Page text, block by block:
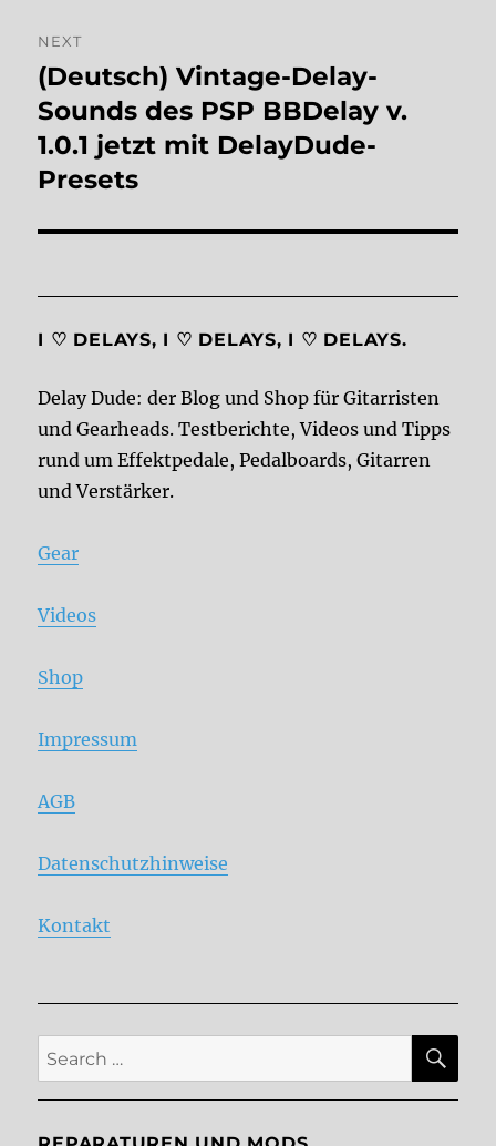
NEXT
Next
post:
(Deutsch) Vintage-Delay-
Sounds des PSP BBDelay v.
1.0.1 jetzt mit DelayDude-
Presets
I ♡ DELAYS, I ♡ DELAYS, I ♡ DELAYS.
Delay Dude: der Blog und Shop für Gitarristen
und Gearheads. Testberichte, Videos und Tipps
rund um Effektpedale, Pedalboards, Gitarren
und Verstärker.
Gear
Videos
Shop
Impressum
AGB
Datenschutzhinweise
Kontakt
Search
for: